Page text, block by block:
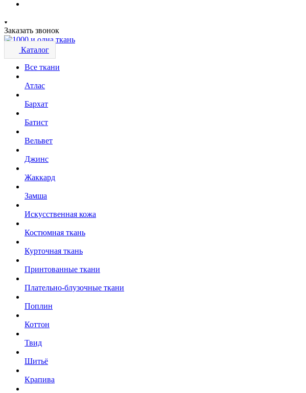
Заказать звонок
Каталог
Все ткани
Атлас
Бархат
Батист
Вельвет
Джинс
Жаккард
Замша
Искусственная кожа
Костюмная ткань
Курточная ткань
Принтованные ткани
Плательно-блузочные ткани
Поплин
Коттон
Твид
Шитьё
Крапива